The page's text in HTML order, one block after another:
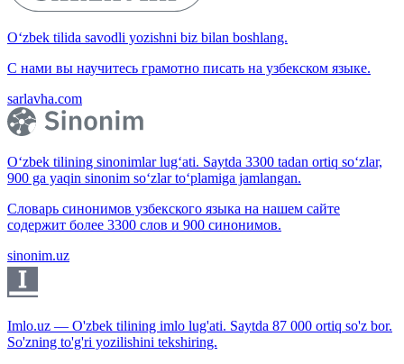
O‘zbek tilida savodli yozishni biz bilan boshlang.
С нами вы научитесь грамотно писать на узбекском языке.
sarlavha.com
O‘zbek tilining sinonimlar lug‘ati. Saytda 3300 tadan ortiq so‘zlar,
900 ga yaqin sinonim so‘zlar to‘plamiga jamlangan.
Словарь синонимов узбекского языка на нашем сайте
содержит более 3300 слов и 900 синонимов.
sinonim.uz
Imlo.uz — O'zbek tilining imlo lug'ati. Saytda 87 000 ortiq so'z bor.
So'zning to'g'ri yozilishini tekshiring.